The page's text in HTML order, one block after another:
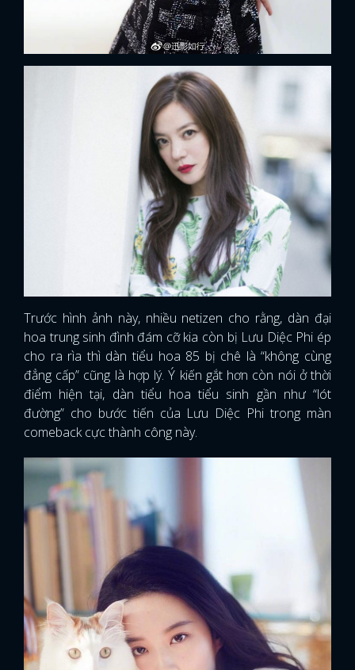
Trước hình ảnh này, nhiều netizen cho rằng, dàn đại
hoa trung sinh đình đám cỡ kia còn bị Lưu Diệc Phi ép
cho ra rìa thì dàn tiểu hoa 85 bị chê là “không cùng
đẳng cấp” cũng là hợp lý. Ý kiến gắt hơn còn nói ở thời
điểm hiện tại, dàn tiểu hoa tiểu sinh gần như “lót
đường” cho bước tiến của Lưu Diệc Phi trong màn
comeback cực thành công này.